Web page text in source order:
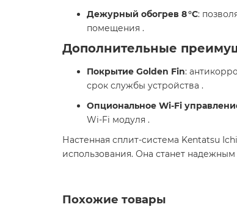
Дежурный обогрев 8 °C:
помещения .​
Дополнительные
Покрытие Golden Fin:
срок службы устройства .​
Опциональное Wi-Fi
Wi-Fi модуля .​
Настенная сплит-система Kentatsu
использования. Она станет
Похожие товары